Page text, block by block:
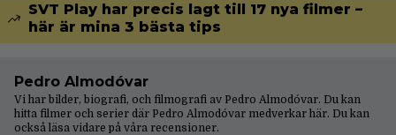
SVT Play har precis lagt till 17 nya filmer –
här är mina 3 bästa tips
Pedro Almodóvar
Vi har bilder, biografi, och filmografi av Pedro Almodóvar. Du kan
hitta filmer och serier där Pedro Almodóvar medverkar här. Du kan
också läsa vidare på våra recensioner.